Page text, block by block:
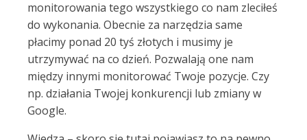
monitorowania tego wszystkiego co nam zleciłeś
do wykonania. Obecnie za narzędzia same
płacimy ponad 20 tyś złotych i musimy je
utrzymywać na co dzień. Pozwalają one nam
między innymi monitorować Twoje pozycje. Czy
np. działania Twojej konkurencji lub zmiany w
Google.